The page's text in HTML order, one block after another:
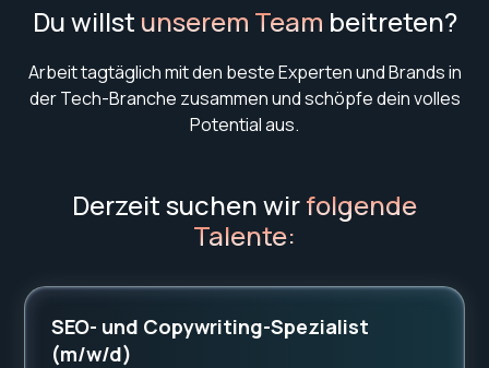
Du willst unserem Team beitreten?
Arbeit tagtäglich mit den beste Experten und Brands in
der Tech-Branche zusammen und schöpfe dein volles
Potential aus.
Derzeit suchen wirfolgende
Talente:
SEO- und Copywriting-Spezialist
(m/w/d)